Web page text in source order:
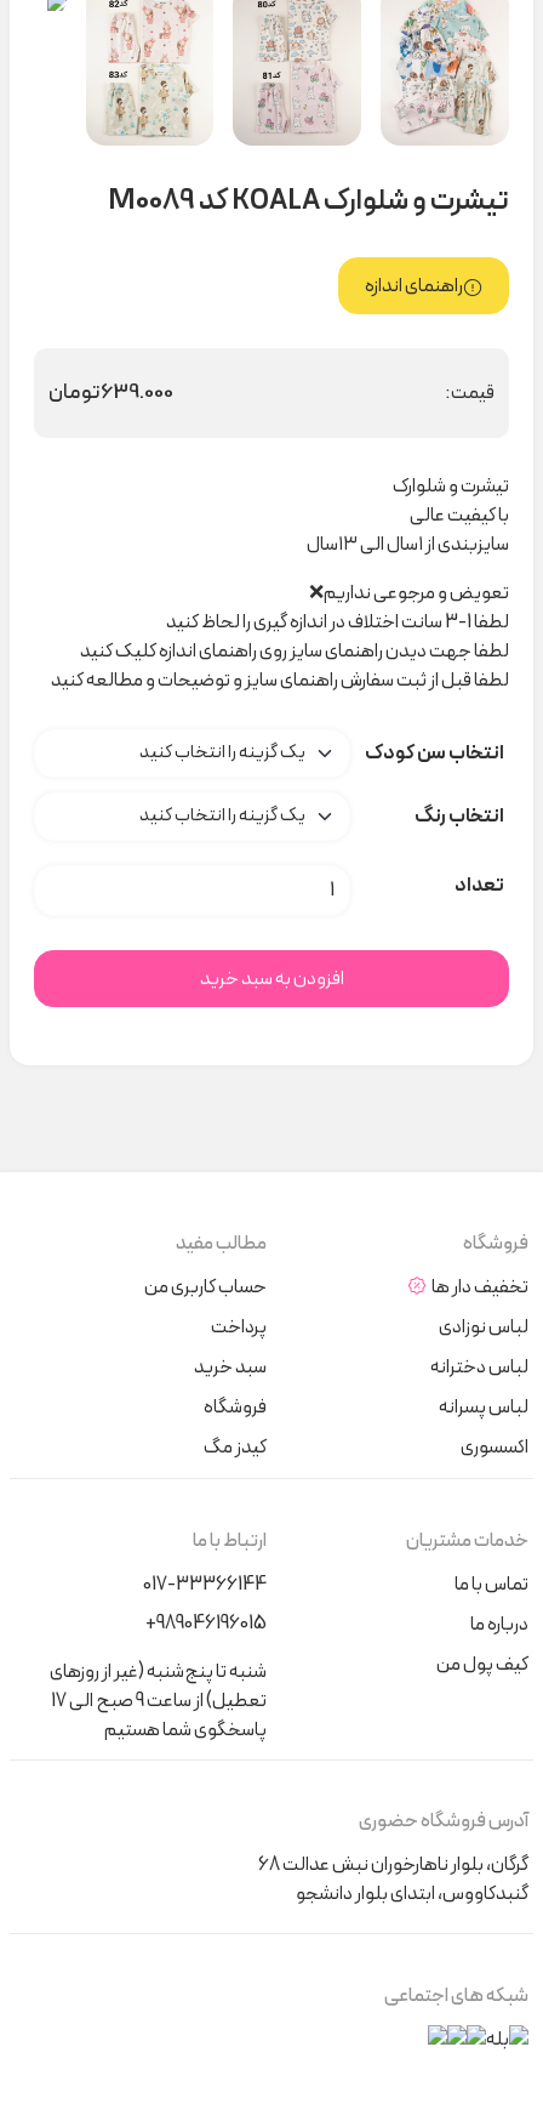
تیشرت و شلوارک KOALA کد M0089
راهنمای اندازه
قیمت: 639.000تومان
تیشرت و شلوارک
با کیفیت عالی
سایزبندی از ۱سال الی ۱۳سال
تعویض و مرجوعی نداریم❌
لطفا 1-3 سانت اختلاف در اندازه گیری را لحاظ کنید
لطفا جهت دیدن راهنمای سایز روی راهنمای اندازه کلیک کنید
لطفا قبل از ثبت سفارش راهنمای سایز و توضیحات و مطالعه کنید
انتخاب سن کودک
انتخاب رنگ
تعداد تیشرت و شلوارک KOALA کد M0089 عدد
افزودن به سبد خرید
فروشگاه
تخفیف دار ها
لباس نوزادی
لباس دخترانه
لباس پسرانه
اکسسوری
مطالب مفید
حساب کاربری من
پرداخت
سبد خرید
فروشگاه
کیدز مگ
خدمات مشتریان
تماس با ما
درباره ما
کیف پول من
ارتباط با ما
017-33366144
+989046196015
شنبه تا پنج‌شنبه (غیر از روزهای
تعطیل) از ساعت 9 صبح الی 17
پاسخگوی شما هستیم
آدرس فروشگاه حضوری
گرگان، بلوار ناهارخوران نبش عدالت 68
گنبدکاووس، ابتدای بلوار دانشجو
شبکه های اجتماعی